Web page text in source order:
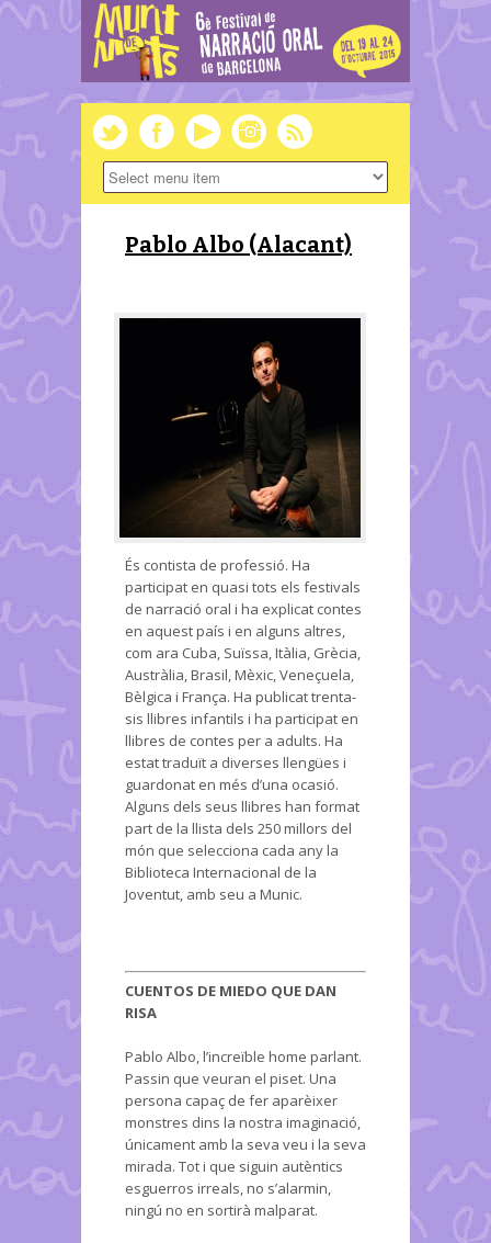
Pablo Albo (Alacant)
És contista de professió. Ha
participat en quasi tots els festivals
de narració oral i ha explicat contes
en aquest país i en alguns altres,
com ara Cuba, Suïssa, Itàlia, Grècia,
Austràlia, Brasil, Mèxic, Veneçuela,
Bèlgica i França. Ha publicat trenta-
sis llibres infantils i ha participat en
llibres de contes per a adults. Ha
estat traduït a diverses llengües i
guardonat en més d’una ocasió.
Alguns dels seus llibres han format
part de la llista dels 250 millors del
món que selecciona cada any la
Biblioteca Internacional de la
Joventut, amb seu a Munic.
CUENTOS DE MIEDO QUE DAN
RISA
Pablo Albo, l’increïble home parlant.
Passin que veuran el piset. Una
persona capaç de fer aparèixer
monstres dins la nostra imaginació,
únicament amb la seva veu i la seva
mirada. Tot i que siguin autèntics
esguerros irreals, no s’alarmin,
ningú no en sortirà malparat.